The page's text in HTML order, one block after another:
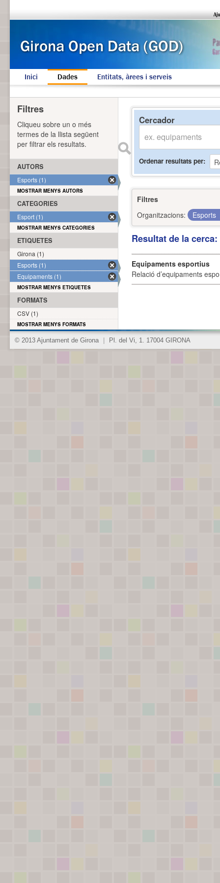
Inici Dades Entitats, àrees i serveis
Cercador
Ordenar resultats per
Filtres
Organitzacions:
Esports
Resultat de la
Equipaments esportius
Relació d’equipaments
Filtres
Cliqueu sobre un o més
termes de la llista següent
per filtrar els resultats.
AUTORS
Esports (1)
MOSTRAR MENYS AUTORS
CATEGORIES
Esport (1)
MOSTRAR MENYS CATEGORIES
ETIQUETES
Girona (1)
Esports (1)
Equipaments (1)
MOSTRAR MENYS ETIQUETES
FORMATS
CSV (1)
MOSTRAR MENYS FORMATS
© 2013 Ajuntament de Girona Pl. del Vi, 1. 17004 GIRONA